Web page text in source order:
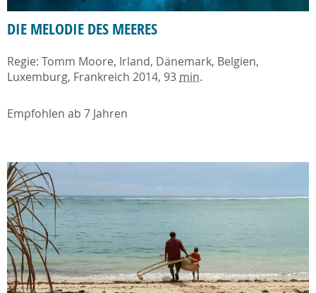
DIE MELODIE DES MEERES
Regie: Tomm Moore, Irland, Dänemark, Belgien,
Luxemburg, Frankreich 2014, 93 min.
Empfohlen ab 7 Jahren